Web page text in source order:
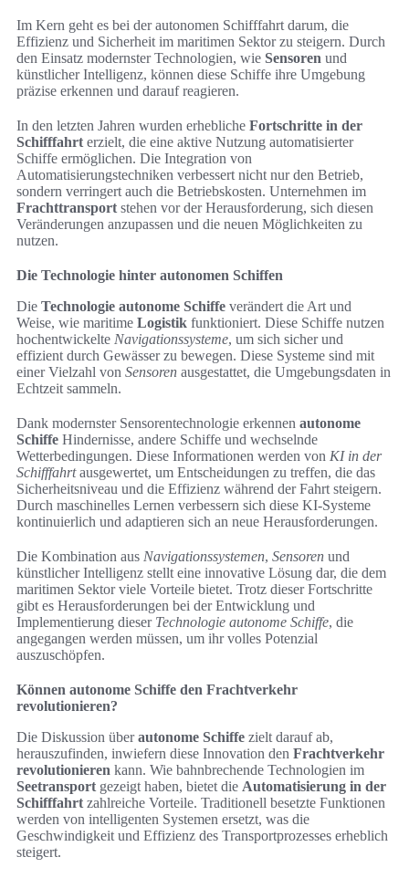
Im Kern geht es bei der autonomen Schifffahrt darum, die
Effizienz und Sicherheit im maritimen Sektor zu steigern. Durch
den Einsatz modernster Technologien, wie Sensoren und
künstlicher Intelligenz, können diese Schiffe ihre Umgebung
präzise erkennen und darauf reagieren.
In den letzten Jahren wurden erhebliche Fortschritte in der
Schifffahrt erzielt, die eine aktive Nutzung automatisierter
Schiffe ermöglichen. Die Integration von
Automatisierungstechniken verbessert nicht nur den Betrieb,
sondern verringert auch die Betriebskosten. Unternehmen im
Frachttransport stehen vor der Herausforderung, sich diesen
Veränderungen anzupassen und die neuen Möglichkeiten zu
nutzen.
Die Technologie hinter autonomen Schiffen
Die Technologie autonome Schiffe verändert die Art und
Weise, wie maritime Logistik funktioniert. Diese Schiffe nutzen
hochentwickelte Navigationssysteme, um sich sicher und
effizient durch Gewässer zu bewegen. Diese Systeme sind mit
einer Vielzahl von Sensoren ausgestattet, die Umgebungsdaten in
Echtzeit sammeln.
Dank modernster Sensorentechnologie erkennen autonome
Schiffe Hindernisse, andere Schiffe und wechselnde
Wetterbedingungen. Diese Informationen werden von KI in der
Schifffahrtausgewertet, um Entscheidungen zu treffen, die das
Sicherheitsniveau und die Effizienz während der Fahrt steigern.
Durch maschinelles Lernen verbessern sich diese KI-Systeme
kontinuierlich und adaptieren sich an neue Herausforderungen.
Die Kombination aus Navigationssystemen, Sensoren und
künstlicher Intelligenz stellt eine innovative Lösung dar, die dem
maritimen Sektor viele Vorteile bietet. Trotz dieser Fortschritte
gibt es Herausforderungen bei der Entwicklung und
Implementierung dieser Technologie autonome Schiffe, die
angegangen werden müssen, um ihr volles Potenzial
auszuschöpfen.
Können autonome Schiffe den Frachtverkehr
revolutionieren?
Die Diskussion überautonome Schiffe zielt darauf ab,
herauszufinden, inwiefern diese Innovation den Frachtverkehr
revolutionieren kann. Wie bahnbrechende Technologien im
Seetransport gezeigt haben, bietet die Automatisierung in der
Schifffahrt zahlreiche Vorteile. Traditionell besetzte Funktionen
werden von intelligenten Systemen ersetzt, was die
Geschwindigkeit und Effizienz des Transportprozesses erheblich
steigert.